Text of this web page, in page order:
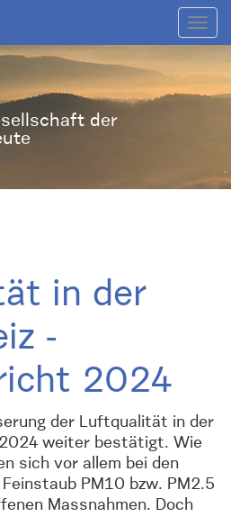
der
in der
-
2024
der Luftqualität in der
weiter bestätigt. Wie
sich vor allem bei den
PM10 bzw. PM2.5
Massnahmen. Doch